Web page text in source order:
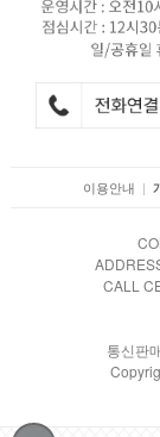
이용안내 |
CALL
통신판